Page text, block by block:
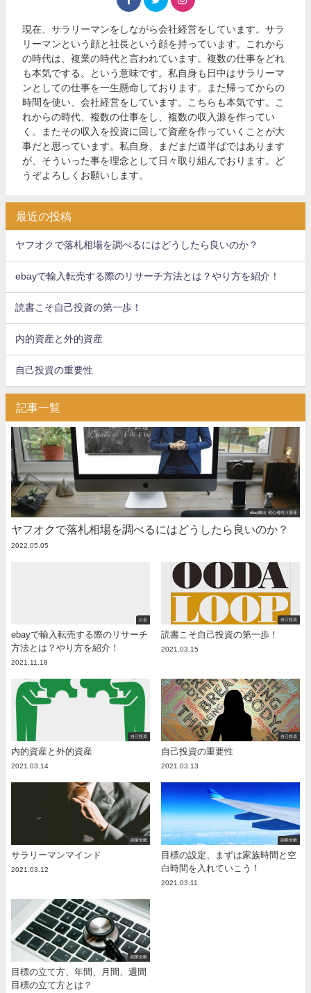
現在、サラリーマンをしながら会社経営をしています。サラ
リーマンという顔と社長という顔を持っています。これから
の時代は、複業の時代と言われています。複数の仕事をどれ
も本気でする。という意味です。私自身も日中はサラリーマ
ンとしての仕事を一生懸命しております。また帰ってからの
時間を使い、会社経営をしています。こちらも本気です。こ
れからの時代、複数の仕事をし、複数の収入源を作ってい
く。またその収入を投資に回して資産を作っていくことが大
事だと思っています。私自身、まだまだ道半ばではあります
が、そういった事を理念として日々取り組んでおります。ど
うぞよろしくお願いします。
最近の投稿
ヤフオクで落札相場を調べるにはどうしたら良いのか？
ebayで輸入転売する際のリサーチ方法とは？やり方を紹介！
読書こそ自己投資の第一歩！
内的資産と外的資産
自己投資の重要性
記事一覧
ebay輸出 初心者向け講座
ヤフオクで落札相場を調べるにはどうしたら良いのか？
2022.05.05
お金
ebayで輸入転売する際のリサーチ
方法とは？やり方を紹介！
2021.11.18
自己投資
読書こそ自己投資の第一歩！
2021.03.15
自己投資
内的資産と外的資産
2021.03.14
自己投資
自己投資の重要性
2021.03.13
副業全般
サラリーマンマインド
2021.03.12
副業全般
目標の設定、まずは家族時間と空
白時間を入れていこう！
2021.03.11
副業全般
目標の立て方、年間、月間、週間
目標の立て方とは？